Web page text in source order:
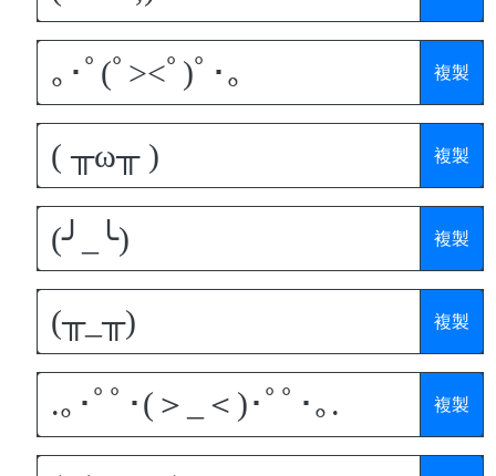
複製
複製
複製
複製
複製